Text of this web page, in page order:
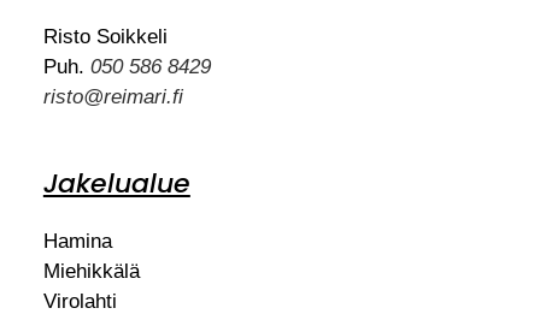
Risto Soikkeli
Puh. 050 586 8429
risto@reimari.fi
Jakelualue
Hamina
Miehikkälä
Virolahti